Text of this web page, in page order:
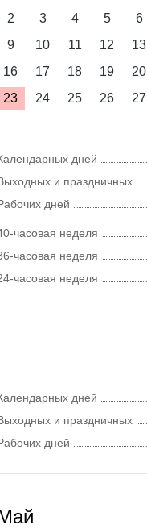
2
3 4 5 6
9
10 11 12 13
16
17 18 19 20
23
24 25 26 27
дней
и праздничных
дней
часовая неделя
часовая неделя
часовая неделя
дней
и праздничных
дней